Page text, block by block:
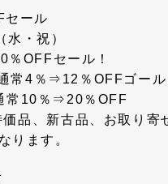
セール
・祝）
％OFFセール！
常4％⇒12％OFFゴール
常10％⇒20％OFF
品、新古品、お取り寄
ります。